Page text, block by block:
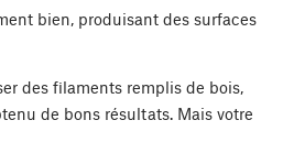
bien, produisant des surfaces
des filaments remplis de bois,
de bons résultats. Mais votre